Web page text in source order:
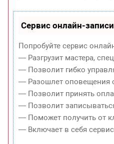
Сервис онлайн-
Попробуйте сервис
— Разгрузит мастера,
— Позволит гибко
— Разошлет оповещения
— Позволит принять
— Позволит
— Поможет получить от
— Включает в себя